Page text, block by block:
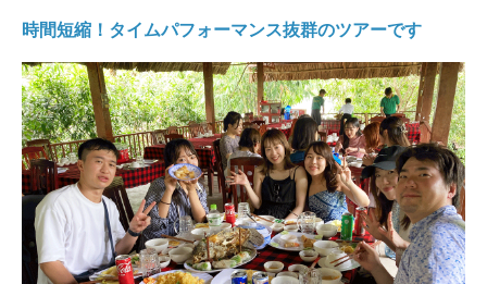
時間短縮！タイムパフォーマンス抜群のツアーです